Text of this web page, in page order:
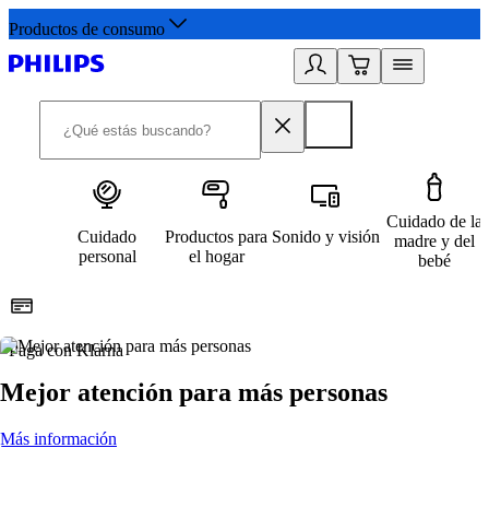
Productos de consumo
Cuidado
personal
Productos para
el hogar
Sonido y visión
Cuidado de la
madre y del
bebé
Paga con Klarna
Mejor atención para más personas
Más información